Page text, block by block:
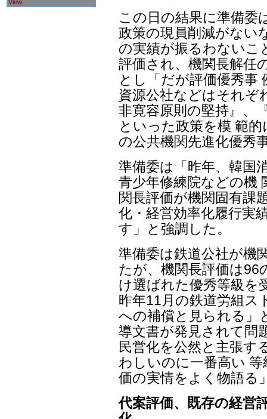
View
この日の結果に準備委
政策の現員削減がない
の実績が振るわないこ
評価され、機関長解任
とし「だが評価優秀事
資源公社などはそれぞ
非寛容原則の堅持』、
といった政策を模 範
の公共機関先進化優秀
準備委は「昨年、韓国
青少年修練院などの機
関長評価が機関固有課
化・経営効率化履行実
す」と強調した。
準備委は鉄道公社が機
たが、機関長評価は96
け選ばれた優秀等級を
昨年11月の鉄道労組ス
への補償と見られる」
導文書が発見されて問
民営化を公然と主張す
わしいのに一番高い
価の実情をよく物語る
代案評価、既存の経営